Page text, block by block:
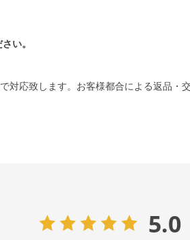
い。
応致します。お客様都合による返品・交
5.0